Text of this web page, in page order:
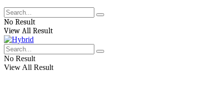
No Result
View All Result
No Result
View All Result